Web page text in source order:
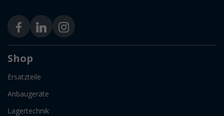
Shop
Ersatzteile
Anbaugeräte
Lagertechnik